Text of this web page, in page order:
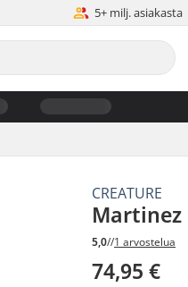
5+ milj. asiakasta
CREATURE
Martinez
5,0//1 arvostelua
74,95 €